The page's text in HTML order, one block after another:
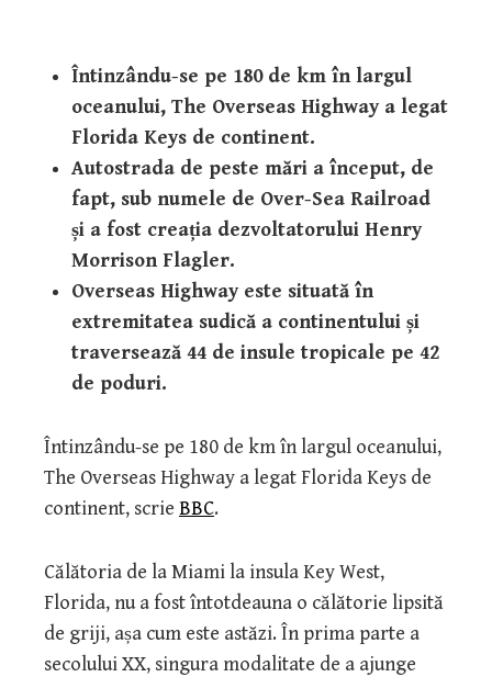
Întinzându-se pe 180 de km în largul
oceanului, The Overseas Highway a legat
Florida Keys de continent.
Autostrada de peste mări a început, de
fapt, sub numele de Over-Sea Railroad
și a fost creația dezvoltatorului Henry
Morrison Flagler.
Overseas Highway este situată în
extremitatea sudică a continentului și
traversează 44 de insule tropicale pe 42
de poduri.
Întinzându-se pe 180 de km în largul oceanului,
The Overseas Highway a legat Florida Keys de
continent, scrie BBC.
Călătoria de la Miami la insula Key West,
Florida, nu a fost întotdeauna o călătorie lipsită
de griji, așa cum este astăzi. În prima parte a
secolului XX, singura modalitate de a ajunge